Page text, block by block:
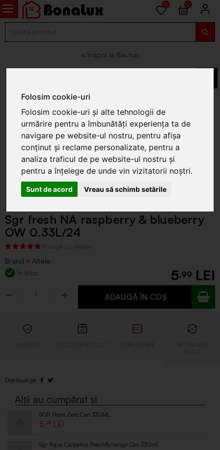
Folosim cookie-uri
Folosim cookie-uri și alte tehnologii de
urmărire pentru a îmbunătăți experiența ta de
navigare pe website-ul nostru, pentru afișa
conținut și reclame personalizate, pentru a
analiza traficul de pe website-ul nostru și
pentru a înțelege de unde vin vizitatorii noștri.
Sunt de acord Vreau să schimb setările
0 0
Bauturi
Sgr fresh NA raspberry & blueberry
OW 0.33L/24
Brand
Altele
În stoc
5.99
ADAUGĂ ÎN COȘ
SGR Pepsi Zero Can 330ML
5 .49
Sgr Aqua Carpatica Peach&mango Can 330ml